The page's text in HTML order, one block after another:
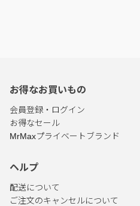
お得なお買いもの
会員登録・ログイン
お得なセール
MrMaxプライベートブランド
ヘルプ
配送について
ご注文のキャンセルについて